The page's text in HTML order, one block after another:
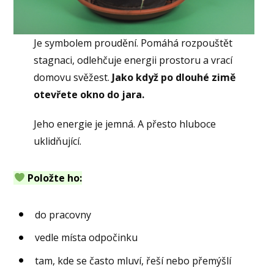
Je symbolem proudění. Pomáhá rozpouštět
stagnaci, odlehčuje energii prostoru a vrací
domovu svěžest. Jako když po dlouhé zimě
otevřete okno do jara.
Jeho energie je jemná. A přesto hluboce
uklidňující.
Položte ho:
do pracovny
vedle místa odpočinku
tam, kde se často mluví, řeší nebo přemýšlí